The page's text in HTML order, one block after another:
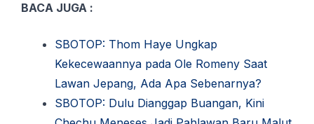
BACA JUGA :
SBOTOP: Thom Haye Ungkap
Kekecewaannya pada Ole Romeny Saat
Lawan Jepang, Ada Apa Sebenarnya?
SBOTOP: Dulu Dianggap Buangan, Kini